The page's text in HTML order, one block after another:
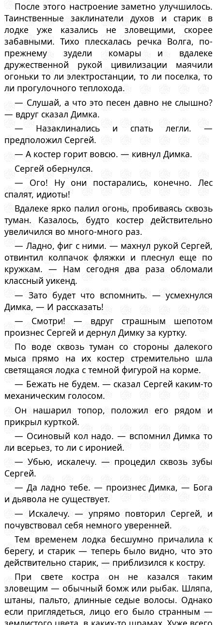
После этого настроение заметно улучшилось.
Таинственные заклинатели духов и старик в
лодке уже казались не зловещими, скорее
забавными. Тихо плескалась речка Волга, по-
прежнему зудели комары и вдалеке
дружественной рукой цивилизации маячили
огоньки то ли электростанции, то ли поселка, то
ли прогулочного теплохода.
— Слушай, а что это песен давно не слышно?
— вдруг сказал Димка.
— Назаклинались и спать легли. —
предположил Сергей.
— А костер горит вовсю. — кивнул Димка.
Сергей обернулся.
— Ого! Ну они постарались, конечно. Лес
спалят, идиоты!
Вдалеке ярко палил огонь, пробиваясь сквозь
туман. Казалось, будто костер действительно
увеличился во много-много раз.
— Ладно, фиг с ними. — махнул рукой Сергей,
отвинтил колпачок фляжки и плеснул еще по
кружкам. — Нам сегодня два раза обломали
классный уикенд.
— Зато будет что вспомнить. — усмехнулся
Димка, — И рассказать!
— Смотри! — вдруг страшным шепотом
произнес Сергей и дернул Димку за куртку.
По воде сквозь туман со стороны далекого
мыса прямо на их костер стремительно шла
светящаяся лодка с темной фигурой на корме.
— Бежать не будем. — сказал Сергей каким-то
механическим голосом.
Он нашарил топор, положил его рядом и
прикрыл курткой.
— Осиновый кол надо. — вспомнил Димка то
ли всерьез, то ли с иронией.
— Убью, искалечу. — процедил сквозь зубы
Сергей.
— Да ладно тебе. — произнес Димка, — Бога
и дьявола не существует.
— Искалечу. — упрямо повторил Сергей, и
почувствовал себя немного уверенней.
Тем временем лодка бесшумно причалила к
берегу, и старик — теперь было видно, что это
действительно старик, — приблизился к костру.
При свете костра он не казался таким
зловещим — обычный бомж или рыбак. Шляпа,
штаны, пальто, длинные седые волосы. Однако
если приглядеться, лицо его было странным —